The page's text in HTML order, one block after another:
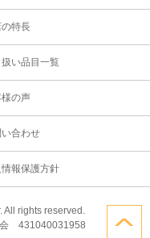
の特長
い品目一覧
様の声
い合わせ
報保護方針
All rights reserved.
会 431040031958